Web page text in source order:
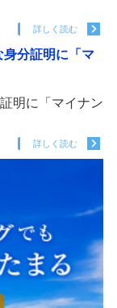
詳しく読む
分証明に「マ
明に「マイナン
詳しく読む